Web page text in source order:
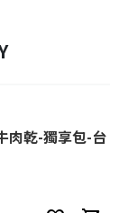
肉乾-獨享包-台